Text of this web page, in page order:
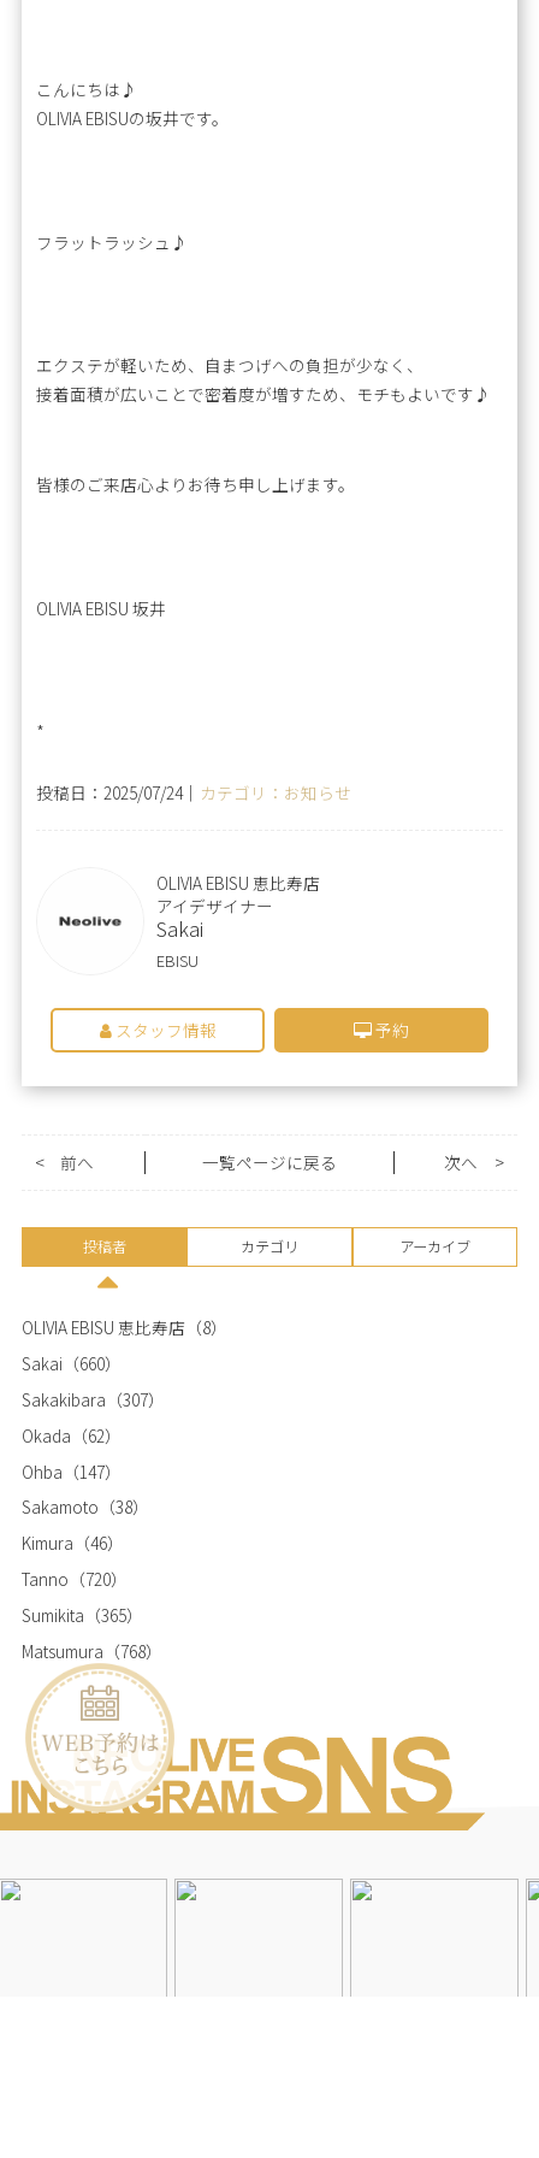
こんにちは♪
OLIVIA EBISUの坂井です。
フラットラッシュ♪
エクステが軽いため、自まつげへの負担が少なく、
接着面積が広いことで密着度が増すため、モチもよいです♪
皆様のご来店心よりお待ち申し上げます。
OLIVIA EBISU 坂井
*
投稿日：2025/07/24｜ カテゴリ：お知らせ
OLIVIA EBISU 恵比寿店
アイデザイナー
Sakai
EBISU
スタッフ情報 予約
< 前へ 一覧ページに戻る >
次へ
投稿者 カテゴリ アーカイブ
OLIVIA EBISU 恵比寿店 （8）
Sakai （660）
Sakakibara （307）
Okada （62）
Ohba （147）
Sakamoto （38）
Kimura （46）
Tanno （720）
Sumikita （365）
Matsumura （768）